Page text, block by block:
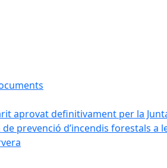
aprovat definitivament per la
prevenció d’incendis forestals a